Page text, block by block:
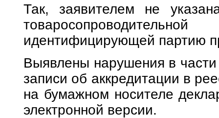
Так, заявителем не
идентифицирующей партию
Выявлены нарушения в части
записи об аккредитации в
на бумажном носителе
электронной версии.